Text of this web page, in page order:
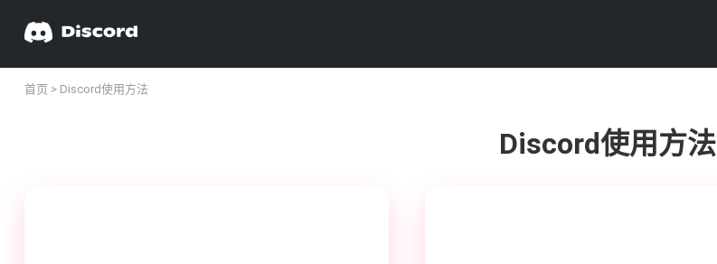
首页 > Discord使用方法
Discord使用方法